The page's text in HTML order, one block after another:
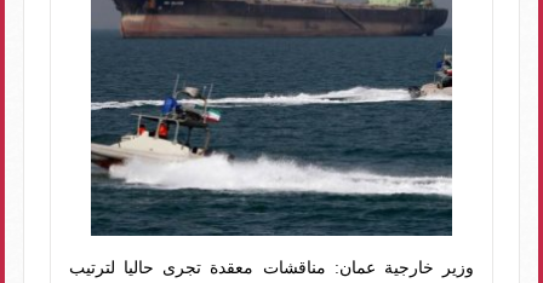
وزير خارجية عمان: مناقشات معقدة تجرى حاليا لترتيب